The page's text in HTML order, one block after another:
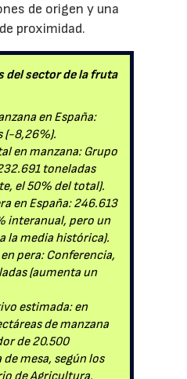
de origen y una
proximidad.
del sector de la fruta
en España:
(-8,26%).
en manzana: Grupo
toneladas
el 50% del total).
en España: 246.613
interanual, pero un
la media histórica).
pera: Conferencia,
(aumenta un
estimada: en
de manzana
de 20.500
mesa, según los